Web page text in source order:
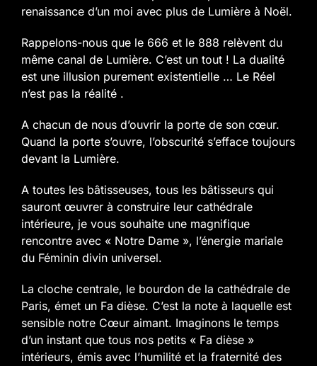
renaissance d’un moi avec plus de Lumière à Noël.
Rappelons-nous que le 666 et le 888 relèvent du
même canal de Lumière. C’est un tout ! La dualité
est une illusion purement existentielle … Le Réel
n’est pas la réalité .
A chacun de nous d’ouvrir la porte de son cœur.
Quand la porte s’ouvre, l’obscurité s’efface toujours
devant la Lumière.
A toutes les bâtisseuses, tous les bâtisseurs qui
sauront œuvrer à construire leur cathédrale
intérieure, je vous souhaite une magnifique
rencontre avec « Notre Dame », l’énergie mariale
du Féminin divin universel.
La cloche centrale, le bourdon de la cathédrale de
Paris, émet un Fa dièse. C’est la note à laquelle est
sensible notre Cœur aimant. Imaginons le temps
d’un instant que tous nos petits « Fa dièse »
intérieurs, émis avec l’humilité et la fraternité des